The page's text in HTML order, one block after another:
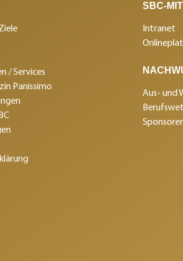
/ Services
Panissimo
SBC-
Intranet
Aus- und